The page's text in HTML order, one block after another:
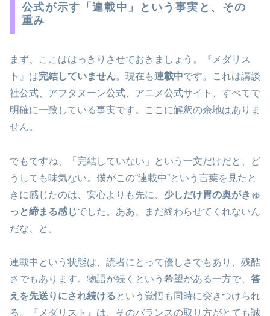
公式が示す「連載中」という事実と、その
重み
まず、ここははっきりさせておきましょう。『メダリス
ト』は完結していません。現在も連載中です。これは講談
社公式、アフタヌーン公式、アニメ公式サイト、すべてで
明確に一致している事実です。ここに解釈の余地はありま
せん。
でもですね、「完結していない」という一文だけだと、ど
うしても味気ない。僕がこの“連載中”という言葉を見たと
きに感じたのは、安心よりも先に、 少しだけ胃の奥がきゅ
っと締まる感じでした。ああ、まだ終わらせてくれないん
だな、と。
連載中という状態は、読者にとって優しさでもあり、残酷
さでもあります。物語が続くという希望がある一方で、 答
えを先送りにされ続ける という覚悟も同時に突きつけられ
る。『メダリスト』は、そのバランスの取り方がとても誠